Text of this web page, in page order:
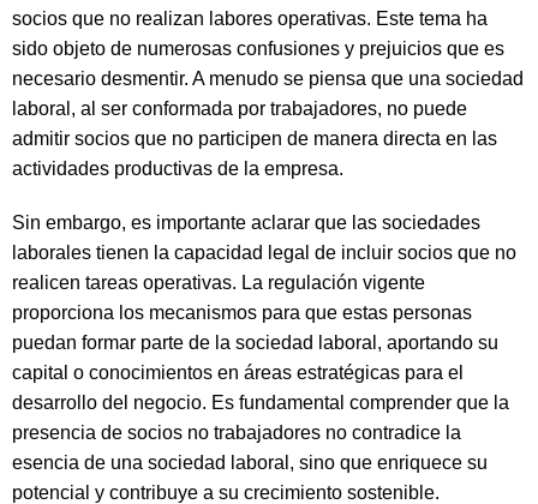
socios que no realizan labores operativas. Este tema ha
sido objeto de numerosas confusiones y prejuicios que es
necesario desmentir. A menudo se piensa que una sociedad
laboral, al ser conformada por trabajadores, no puede
admitir socios que no participen de manera directa en las
actividades productivas de la empresa.
Sin embargo, es importante aclarar que las sociedades
laborales tienen la capacidad legal de incluir socios que no
realicen tareas operativas. La regulación vigente
proporciona los mecanismos para que estas personas
puedan formar parte de la sociedad laboral, aportando su
capital o conocimientos en áreas estratégicas para el
desarrollo del negocio. Es fundamental comprender que la
presencia de socios no trabajadores no contradice la
esencia de una sociedad laboral, sino que enriquece su
potencial y contribuye a su crecimiento sostenible.